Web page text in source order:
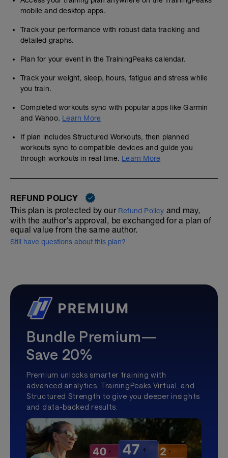
mobile and desktop apps.
Track your performance with robust data tracking and
detailed graphs.
Plan for your event in the TrainingPeaks calendar.
Track your weight, sleep, hours, fatigue and stress while
you train.
Completed workouts sync with popular apps like Garmin
and Wahoo. Learn More
If plan includes Structured Workouts, then planned
workouts sync to compatible devices and guide you
through workouts in real time. Learn More
REFUND POLICY
This plan is protected by our Refund Policy and may,
with the author's approval, be exchanged for a plan of
equal value from the same author.
Still have questions about this plan?
Bundle Premium—
Save 20%
Premium unlocks smarter training with
advanced analytics, TrainingPeaks Virtual, and
Structured Strength to give you deeper insights
and data-backed results.